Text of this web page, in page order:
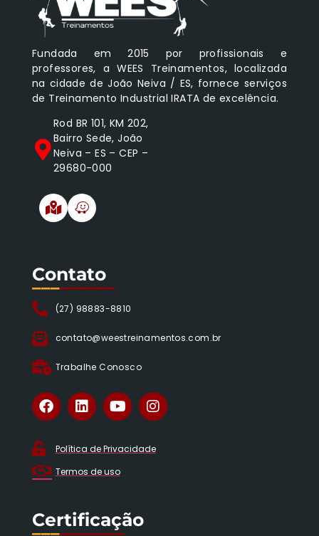
Fundada em 2015 por profissionais e
professores, a WEES Treinamentos, localizada
na cidade de João Neiva / ES, fornece serviços
de Treinamento Industrial IRATA de excelência.
Rod BR 101, KM 202,
Bairro Sede, João
Neiva – ES – CEP –
29680-000
Contato
(27) 98883-8810
contato@weestreinamentos.com.br
Trabalhe Conosco
_________
Política de Privacidade
Termos de uso
Certificação
__________